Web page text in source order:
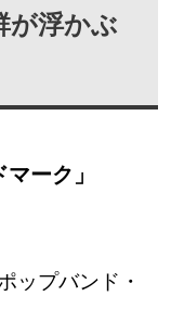
が浮かぶ
ーク」
ップバンド・